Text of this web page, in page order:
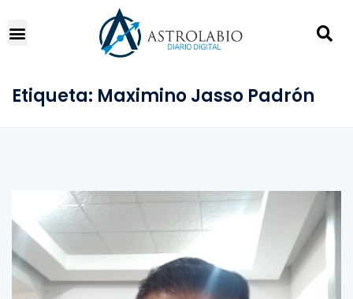
Etiqueta: Maximino Jasso Padrón